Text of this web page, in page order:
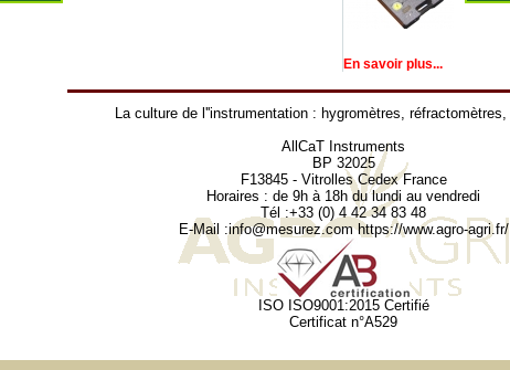
En savoir plus...
La culture de l''instrumentation : hygromètres, réfractomètres,
AllCaT Instruments
BP 32025
F13845 - Vitrolles Cedex France
Horaires : de 9h à 18h du lundi au vendredi
Tél :+33 (0) 4 42 34 83 48
E-Mail :info@mesurez.com https://www.agro-agri.fr/
ISO ISO9001:2015 Certifié
Certificat n°A529